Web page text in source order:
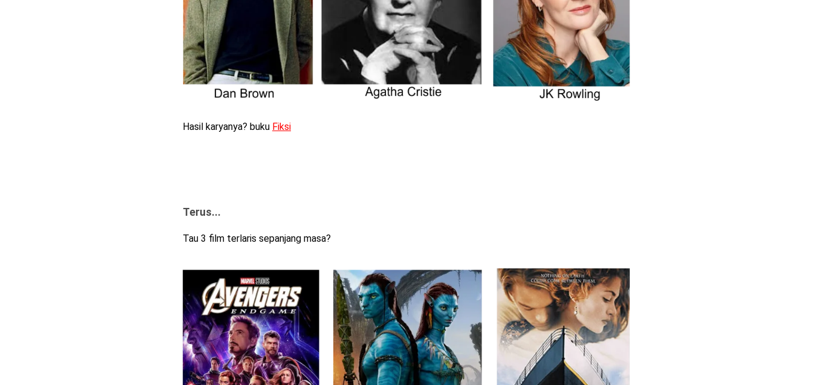
Hasil karyanya? buku Fiksi
Terus...
Tau 3 film terlaris sepanjang masa?